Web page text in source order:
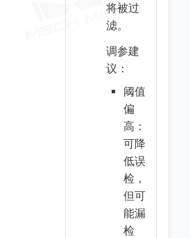
将被过
滤。
调参建
议：
阈值
偏
高：
可降
低误
检，
但可
能漏
检